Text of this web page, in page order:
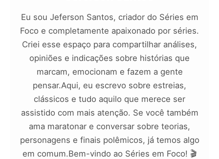
Eu sou Jeferson Santos, criador do Séries em
Foco e completamente apaixonado por séries.
Criei esse espaço para compartilhar análises,
opiniões e indicações sobre histórias que
marcam, emocionam e fazem a gente
pensar.Aqui, eu escrevo sobre estreias,
clássicos e tudo aquilo que merece ser
assistido com mais atenção. Se você também
ama maratonar e conversar sobre teorias,
personagens e finais polêmicos, já temos algo
em comum.Bem-vindo ao Séries em Foco! 🎬